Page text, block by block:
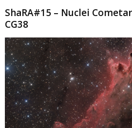
ShaRA#15 – Nuclei
CG38